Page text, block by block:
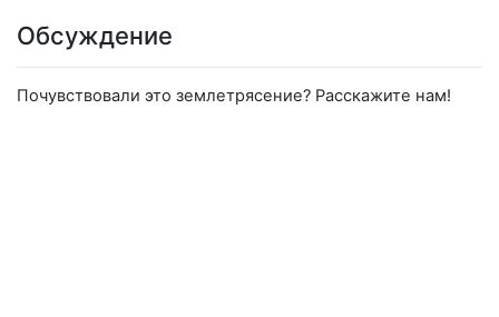
Обсуждение
Почувствовали это землетрясение? Расскажите нам!